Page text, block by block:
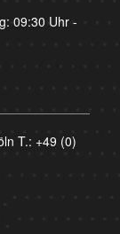
09:30 Uhr -
T.: +49 (0)